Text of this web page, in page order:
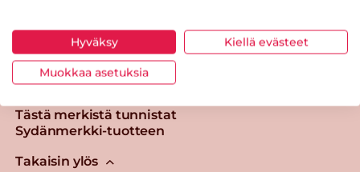
Tästä merkistä tunnistat
Sydänmerkki-tuotteen
Takaisin ylös
Hyväksy Kiellä evästeet
Muokkaa asetuksia